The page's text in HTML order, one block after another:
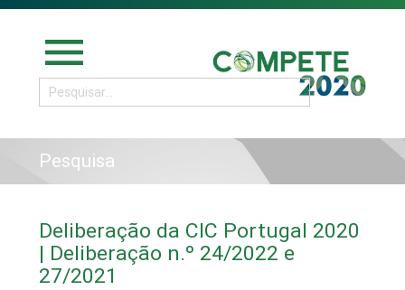
menu
Pesquisa
Deliberação da CIC Portugal 2020
| Deliberação n.º 24/2022 e
27/2021